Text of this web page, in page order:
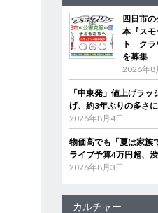
四日市
本『スモ
ト クラ
を募集
2026年8
「中東発」値上げラ
げ、約3年ぶりの多さに
2026年8月4日
物価高でも「夏は家
ライブ予算4万円超、
2026年8月3日
カルチャー